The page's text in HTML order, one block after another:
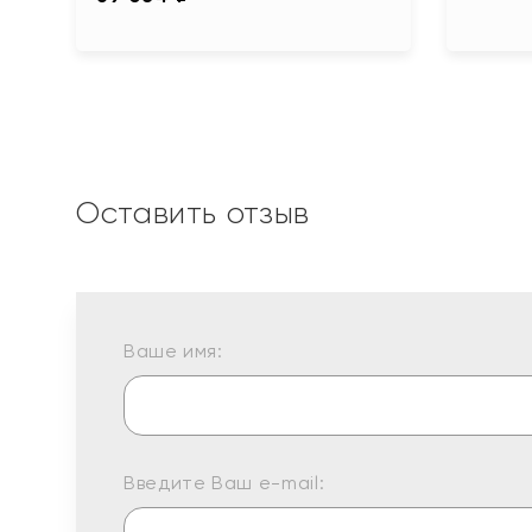
Оставить отзыв
Ваше имя:
Введите Ваш e-mail: